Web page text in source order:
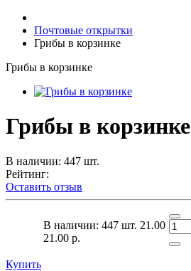
Почтовые открытки
Грибы в корзинке
Грибы в корзинке
Грибы в корзинке
В наличии: 447 шт.
Рейтинг:
Оставить отзыв
В наличии: 447 шт. 21.00
21.00 р.
Купить